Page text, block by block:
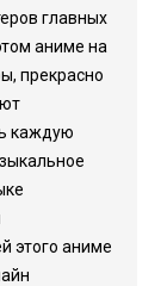
главных
аниме на
прекрасно
каждую
этого аниме